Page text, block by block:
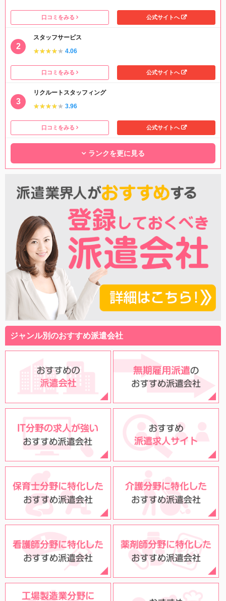
口コミをみる 公式サイトへ
スタッフサービス
★★★★★
★★★★★ 4.06
口コミをみる 公式サイトへ
リクルートスタッフィング
★★★★★
★★★★★ 3.96
口コミをみる 公式サイトへ
ランクを更に見る
ジャンル別のおすすめ派遣会社